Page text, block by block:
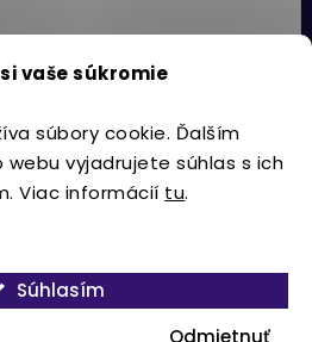
vaše súkromie
súbory cookie. Ďalším
vyjadrujete súhlas s ich
Viac informácií tu.
Odmietnuť
Súhlasím
sa
. Všetky práva vyhradené.